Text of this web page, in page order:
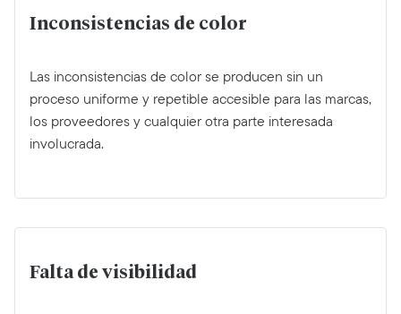
Inconsistencias de color
Las inconsistencias de color se producen sin un
proceso uniforme y repetible accesible para las marcas,
los proveedores y cualquier otra parte interesada
involucrada.
Falta de visibilidad